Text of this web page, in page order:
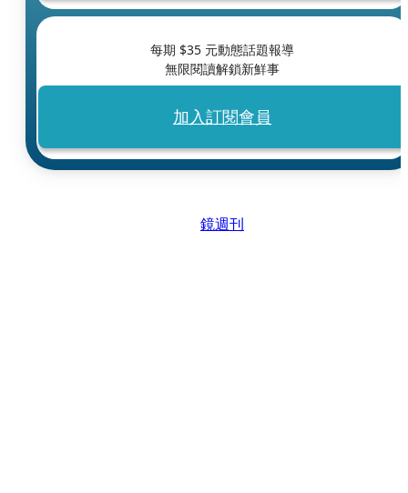
每期 $35 元動態話題報導
無限閱讀解鎖新鮮事
加入訂閱會員
鏡週刊